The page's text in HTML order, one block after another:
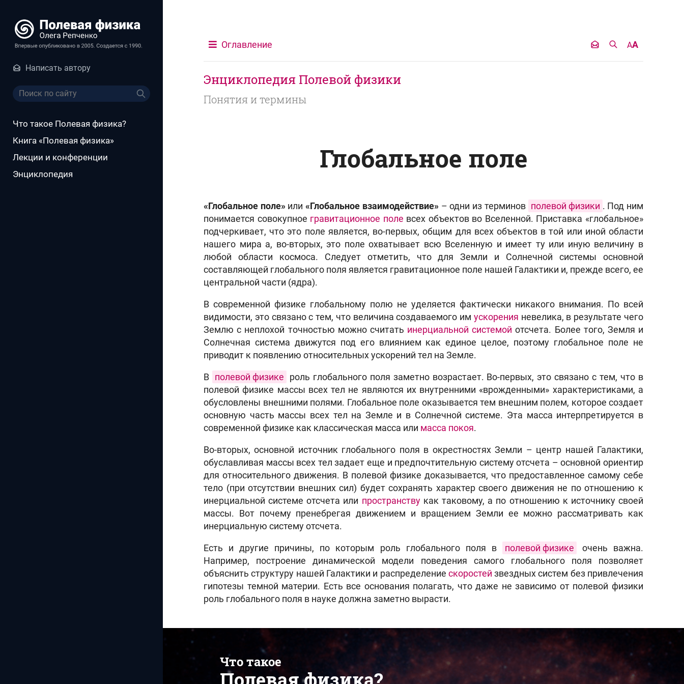
Написать автору
Что такое Полевая физика?
Книга «Полевая физика»
Лекции и конференции
Энциклопедия
Оглавление AA
Энциклопедия Полевой физики
Понятия и термины
Глобальное поле
«Глобальное поле»или«Глобальное взаимодействие»– одни из терминов полевой физики . Под ним
понимается совокупное гравитационное поле всех объектов во Вселенной. Приставка «глобальное»
подчеркивает, что это поле является, во-первых, общим для всех объектов в той или иной области
нашего мира а, во-вторых, это поле охватывает всю Вселенную и имеет ту или иную величину в
любой области космоса. Следует отметить, что для Земли и Солнечной системы основной
составляющей глобального поля является гравитационное поле нашей Галактики и, прежде всего, ее
центральной части (ядра).
В современной физике глобальному полю не уделяется фактически никакого внимания. По всей
видимости, это связано с тем, что величина создаваемого им ускорения невелика, в результате чего
Землю с неплохой точностью можно считать инерциальной системой отсчета. Более того, Земля и
Солнечная система движутся под его влиянием как единое целое, поэтому глобальное поле не
приводит к появлению относительных ускорений тел на Земле.
В полевой физике
роль глобального поля заметно возрастает. Во-первых, это связано с тем, что в
полевой физике массы всех тел не являются их внутренними «врожденными» характеристиками, а
обусловлены внешними полями. Глобальное поле оказывается тем внешним полем, которое создает
основную часть массы всех тел на Земле и в Солнечной системе. Эта масса интерпретируется в
современной физике как классическая масса или масса покоя.
Во-вторых, основной источник глобального поля в окрестностях Земли – центр нашей Галактики,
обуславливая массы всех тел задает еще и предпочтительную систему отсчета – основной ориентир
для относительного движения. В полевой физике доказывается, что предоставленное самому себе
тело (при отсутствии внешних сил) будет сохранять характер своего движения не по отношению к
инерциальной системе отсчета или пространствукак таковому, а по отношению к источнику своей
массы. Вот почему пренебрегая движением и вращением Земли ее можно рассматривать как
инерциальную систему отсчета.
Есть и другие причины, по которым роль глобального поля в полевой физике
очень важна.
Например, построение динамической модели поведения самого глобального поля позволяет
объяснить структуру нашей Галактики и распределение скоростей звездных систем без привлечения
гипотезы темной материи. Есть все основания полагать, что даже не зависимо от полевой физики
роль глобального поля в науке должна заметно вырасти.
Что такое